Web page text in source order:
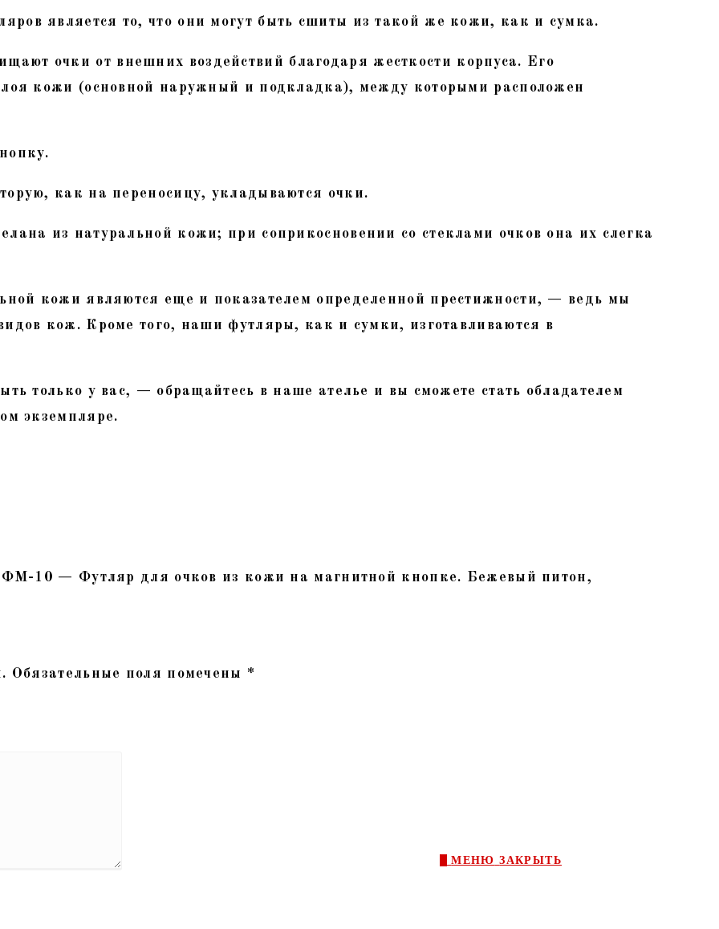
МЕНЮ ЗАКРЫТЬ
является то, что они могут быть сшиты из такой же кожи, как и сумка.
очки от внешних воздействий благодаря жесткости корпуса. Его
кожи (основной наружный и подкладка), между которыми расположен
как на переносицу, укладываются очки.
из натуральной кожи; при соприкосновении со стеклами очков она их слегка
кожи являются еще и показателем определенной престижности, — ведь мы
кож. Кроме того, наши футляры, как и сумки, изготавливаются в
только у вас, — обращайтесь в наше ателье и вы сможете стать обладателем
экземпляре.
10 — Футляр для очков из кожи на магнитной кнопке. Бежевый питон,
Обязательные поля помечены *